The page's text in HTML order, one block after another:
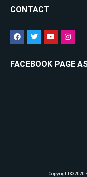
CONTACT
FACEBOOK PAGE
Copyright © 2020